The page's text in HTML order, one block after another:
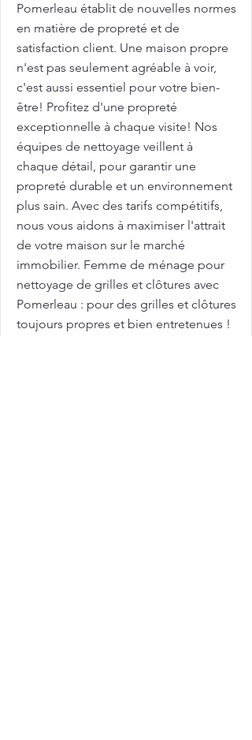
Pomerleau établit de nouvelles normes
en matière de propreté et de
satisfaction client. Une maison propre
n'est pas seulement agréable à voir,
c'est aussi essentiel pour votre bien-
être! Profitez d'une propreté
exceptionnelle à chaque visite! Nos
équipes de nettoyage veillent à
chaque détail, pour garantir une
propreté durable et un environnement
plus sain. Avec des tarifs compétitifs,
nous vous aidons à maximiser l'attrait
de votre maison sur le marché
immobilier. Femme de ménage pour
nettoyage de grilles et clôtures avec
Pomerleau : pour des grilles et clôtures
toujours propres et bien entretenues !